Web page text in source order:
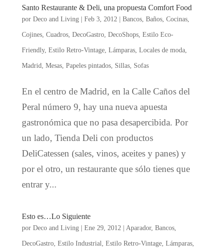
Santo Restaurante & Deli, una propuesta Comfort Food
por Deco and Living| Feb 3, 2012 | Bancos, Baños, Cocinas,
Cojines, Cuadros, DecoGastro, DecoShops, Estilo Eco-
Friendly, Estilo Retro-Vintage, Lámparas, Locales de moda,
Madrid Mesas, Papeles pintados, Sillas, Sofas
En el centro de Madrid, en la Calle Caños del
Peral número 9, hay una nueva apuesta
gastronómica que no pasa desapercibida. Por
un lado, Tienda Deli con productos
DeliCatessen (sales, vinos, aceites y panes) y
por el otro, un restaurante que sólo tienes que
entrar y...
Esto es…Lo Siguiente
por Deco and Living| Ene 29, 2012 | Aparador, Bancos,
DecoGastro, Estilo Industrial Estilo Retro-Vintage, Lámparas,